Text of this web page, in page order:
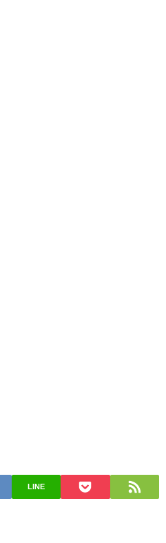
LINE